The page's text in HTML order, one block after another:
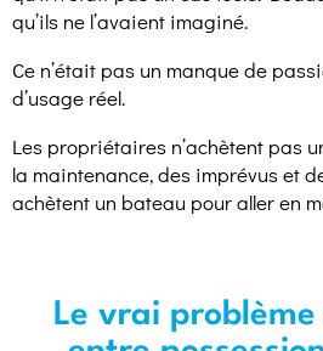
qu’ils ne l’avaient imaginé.
Ce n’était pas un manque de
d’usage réel.
Les propriétaires n’achètent pas
la maintenance, des imprévus et
achètent un bateau pour aller en
Le vrai